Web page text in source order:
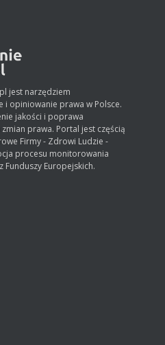
jest narzędziem
i opiniowanie prawa w Polsce.
jakości i poprawa
prawa. Portal jest częścią
Firmy - Zdrowi Ludzie -
procesu monitorowania
Funduszy Europejskich.